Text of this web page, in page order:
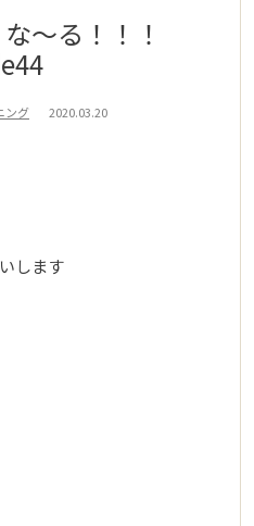
～る！！！
ング 2020.03.20
します